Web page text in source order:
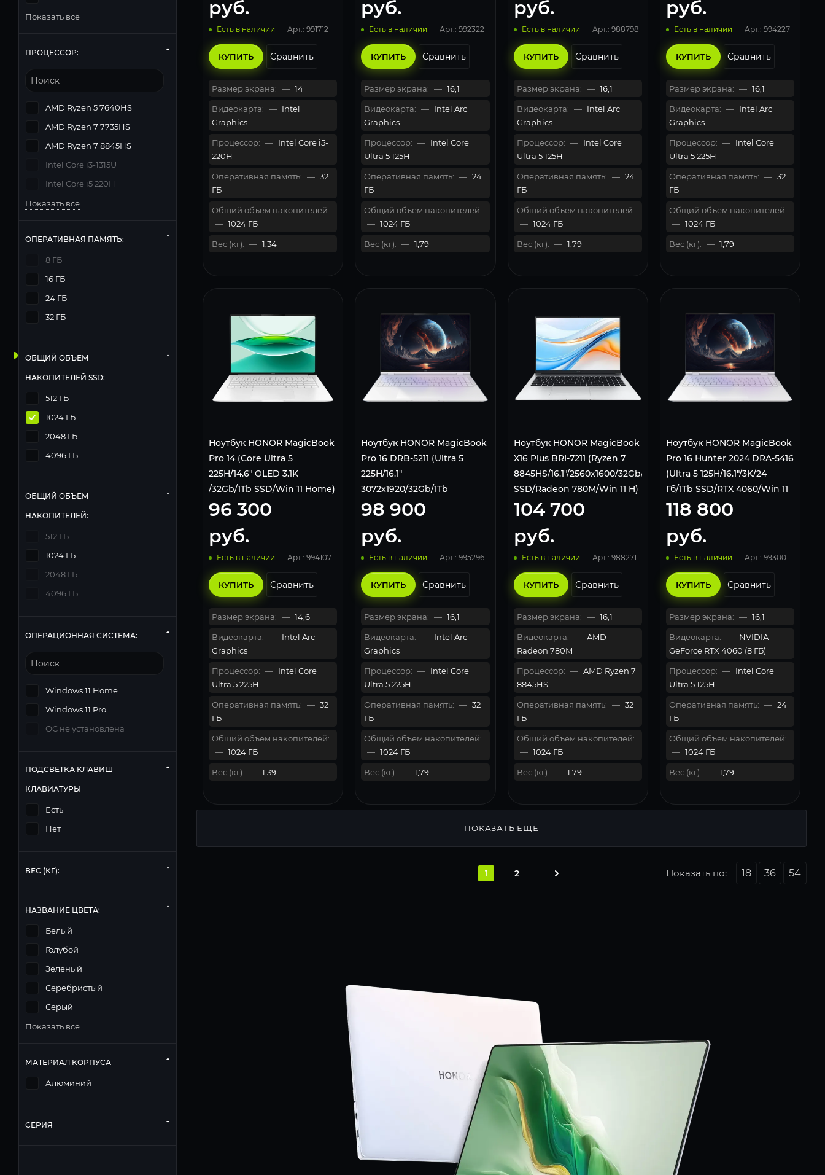
руб.
Есть в наличии Арт.: 991712
КУПИТЬ Сравнить
Размер экрана: — 14
Видеокарта: — Intel
Graphics
Процессор: — Intel Core i5-
220H
Оперативная память: — 32
ГБ
Общий объем накопителей:
— 1024 ГБ
Вес (кг): — 1,34
руб.
Есть в наличии Арт.: 992322
КУПИТЬ Сравнить
Размер экрана: — 16,1
Видеокарта: — Intel Arc
Graphics
Процессор: — Intel Core
Ultra 5 125H
Оперативная память: — 24
ГБ
Общий объем накопителей:
— 1024 ГБ
Вес (кг): — 1,79
руб.
Есть в наличии Арт.: 988798
КУПИТЬ Сравнить
Размер экрана: — 16,1
Видеокарта: — Intel Arc
Graphics
Процессор: — Intel Core
Ultra 5 125H
Оперативная память: — 24
ГБ
Общий объем накопителей:
— 1024 ГБ
Вес (кг): — 1,79
руб.
Есть в наличии Арт.: 994227
КУПИТЬ Сравнить
Размер экрана: — 16,1
Видеокарта: — Intel Arc
Graphics
Процессор: — Intel Core
Ultra 5 225H
Оперативная память: — 32
ГБ
Общий объем накопителей:
— 1024 ГБ
Вес (кг): — 1,79
Ноутбук HONOR MagicBook
Pro 14 (Core Ultra 5
225H/14.6" OLED 3.1K
/32Gb/1Tb SSD/Win 11 Home)
5301AMUB, Космический
серый
96 300
руб.
Есть в наличии Арт.: 994107
КУПИТЬ Сравнить
Размер экрана: — 14,6
Видеокарта: — Intel Arc
Graphics
Процессор: — Intel Core
Ultra 5 225H
Оперативная память: — 32
ГБ
Общий объем накопителей:
— 1024 ГБ
Вес (кг): — 1,39
Ноутбук HONOR MagicBook
Pro 16 DRB-5211 (Ultra 5
225H/16.1"
3072x1920/32Gb/1Tb
SSD/Intel Arc Graphics/Win
11 Home) 5301ANSF Белый
98 900
руб.
Есть в наличии Арт.: 995296
КУПИТЬ Сравнить
Размер экрана: — 16,1
Видеокарта: — Intel Arc
Graphics
Процессор: — Intel Core
Ultra 5 225H
Оперативная память: — 32
ГБ
Общий объем накопителей:
— 1024 ГБ
Вес (кг): — 1,79
Ноутбук HONOR MagicBook
X16 Plus BRI-7211 (Ryzen 7
8845HS/16.1"/2560x1600/32Gb/1Tb
SSD/Radeon 780M/Win 11 H)
104 700
руб.
Есть в наличии Арт.: 988271
КУПИТЬ Сравнить
Размер экрана: — 16,1
Видеокарта: — AMD
Radeon 780M
Процессор: — AMD Ryzen 7
8845HS
Оперативная память: — 32
ГБ
Общий объем накопителей:
— 1024 ГБ
Вес (кг): — 1,79
Ноутбук HONOR MagicBook
Pro 16 Hunter 2024 DRA-5416
(Ultra 5 125H/16.1"/3K/24
Гб/1Tb SSD/RTX 4060/Win 11
Pro) 5301AJYK White
118 800
руб.
Есть в наличии Арт.: 993001
КУПИТЬ Сравнить
Размер экрана: — 16,1
Видеокарта: — NVIDIA
GeForce RTX 4060 (8 ГБ)
Процессор: — Intel Core
Ultra 5 125H
Оперативная память: — 24
ГБ
Общий объем накопителей:
— 1024 ГБ
Вес (кг): — 1,79
ПОКАЗАТЬ ЕЩЕ
1 2 Показать по: 18 36 54
Показать все
ПРОЦЕССОР:
AMD Ryzen 5 7640HS
AMD Ryzen 7 7735HS
AMD Ryzen 7 8845HS
Intel Core i3-1315U
Intel Core i5 220H
Показать все
ОПЕРАТИВНАЯ ПАМЯТЬ:
8 ГБ
16 ГБ
24 ГБ
32 ГБ
ОБЩИЙ ОБЪЕМ
НАКОПИТЕЛЕЙ SSD:
512 ГБ
1024 ГБ
2048 ГБ
4096 ГБ
ОБЩИЙ ОБЪЕМ
НАКОПИТЕЛЕЙ:
512 ГБ
1024 ГБ
2048 ГБ
4096 ГБ
ОПЕРАЦИОННАЯ СИСТЕМА:
Windows 11 Home
Windows 11 Pro
ОС не установлена
ПОДСВЕТКА КЛАВИШ
КЛАВИАТУРЫ
Есть
Нет
ВЕС (КГ):
НАЗВАНИЕ ЦВЕТА:
Белый
Голубой
Зеленый
Серебристый
Серый
Показать все
МАТЕРИАЛ КОРПУСА
Алюминий
СЕРИЯ